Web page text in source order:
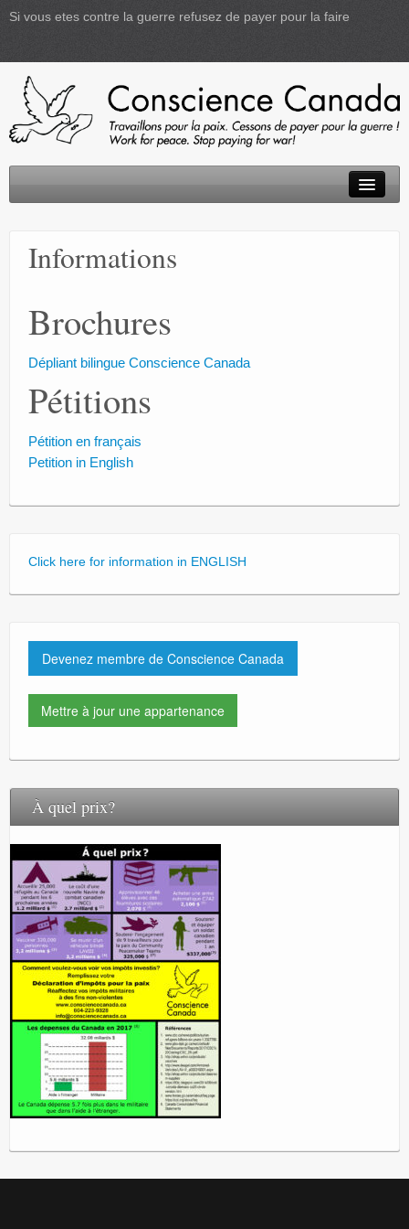
Si vous etes contre la guerre refusez de payer pour la faire
D.I.P.
Informations
Blog
Signez
Informations
Brochures
Dépliant bilingue Conscience Canada
Pétitions
Pétition en français
Petition in English
Click here for information in ENGLISH
Devenez membre de Conscience Canada
Mettre à jour une appartenance
À quel prix?